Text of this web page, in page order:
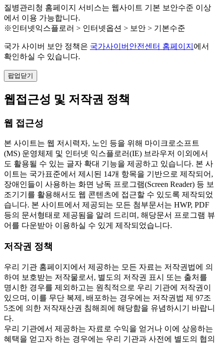
질병관리청 홈페이지 서비스는 웹사이트 기본 보안수준 이상
에서 이용 가능합니다.
※인터넷익스플로러 > 인터넷옵션 > 보안 > 기본수준
국가 사이버 보안 정책은 국가사이버안전센터 홈페이지 에서
확인하실 수 있습니다.
팝업닫기
웹접근성 및 저작권 정책
웹 접근성
본 사이트는 웹 저시력자, 노인 등을 위해 마이크로소프트
(MS) 운영체제 및 인터넷 익스플로러(IE) 브라우저 이외에서
도 활용될 수 있는 글자 확대 기능을 제공하고 있습니다. 본 사
이트는 국가표준에서 제시된 14개 항목을 기반으로 제작되어,
장애인들이 사용하는 화면 낭독 프로그램(Screen Reader) 등 보
조기기를 활용해서도 웹 콘텐츠에 접근할 수 있도록 제작되었
습니다. 본 사이트에서 제공되는 모든 첨부문서는 HWP, PDF
등의 문서형태로 제공됨을 알려 드리며, 해당문서 프로그램 뷰
어를 다운받아 이용하실 수 있게 제작되었습니다.
저작권 정책
우리 기관 홈페이지에서 제공하는 모든 자료는 저작권법에 의
하여 보호받는 저작물로서, 별도의 저작권 표시 또는 출처를
명시한 경우를 제외하고는 원칙적으로 우리 기관에 저작권이
있으며, 이를 무단 복제, 배포하는 경우에는 저작권법 제 97조
5조에 의한 저작재산권 침해죄에 해당함을 유념하시기 바랍니
다.
우리 기관에서 제공하는 자료로 수익을 얻거나 이에 상응하는
혜택을 얻고자 하는 경우에는 우리 기관과 사전에 별도의 협의